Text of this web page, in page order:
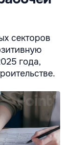
секторов
года,